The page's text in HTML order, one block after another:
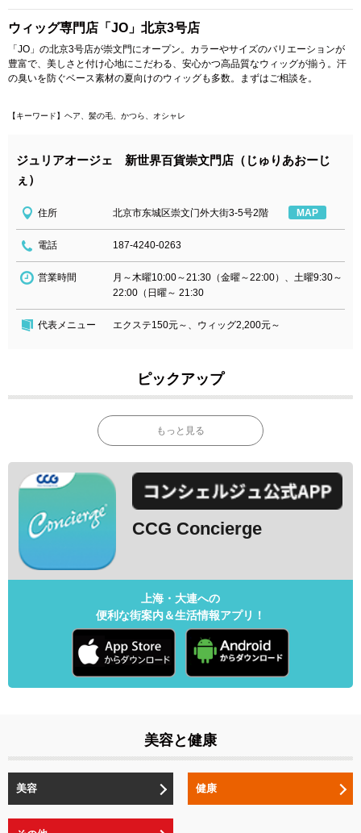
ウィッグ専門店「JO」北京3号店
「JO」の北京3号店が崇文門にオープン。カラーやサイズのバリエーションが
豊富で、美しさと付け心地にこだわる、安心かつ高品質なウィッグが揃う。汗
の臭いを防ぐベース素材の夏向けのウィッグも多数。まずはご相談を。
【キーワード】ヘア、髪の毛、かつら、オシャレ
ジュリアオージェ 新世界百貨崇文門店（じゅりあおーじ
ぇ）
住所 北京市东城区崇文门外大街3-5号2階 MAP
電話 187-4240-0263
営業時間
月～木曜10:00～21:30（金曜～22:00）、土曜9:30～
22:00（日曜～ 21:30
代表メニュー エクステ150元～、ウィッグ2,200元～
ピックアップ
もっと見る
CCG Concierge
上海・大連への
便利な街案内＆生活情報アプリ！
美容と健康
美容 健康